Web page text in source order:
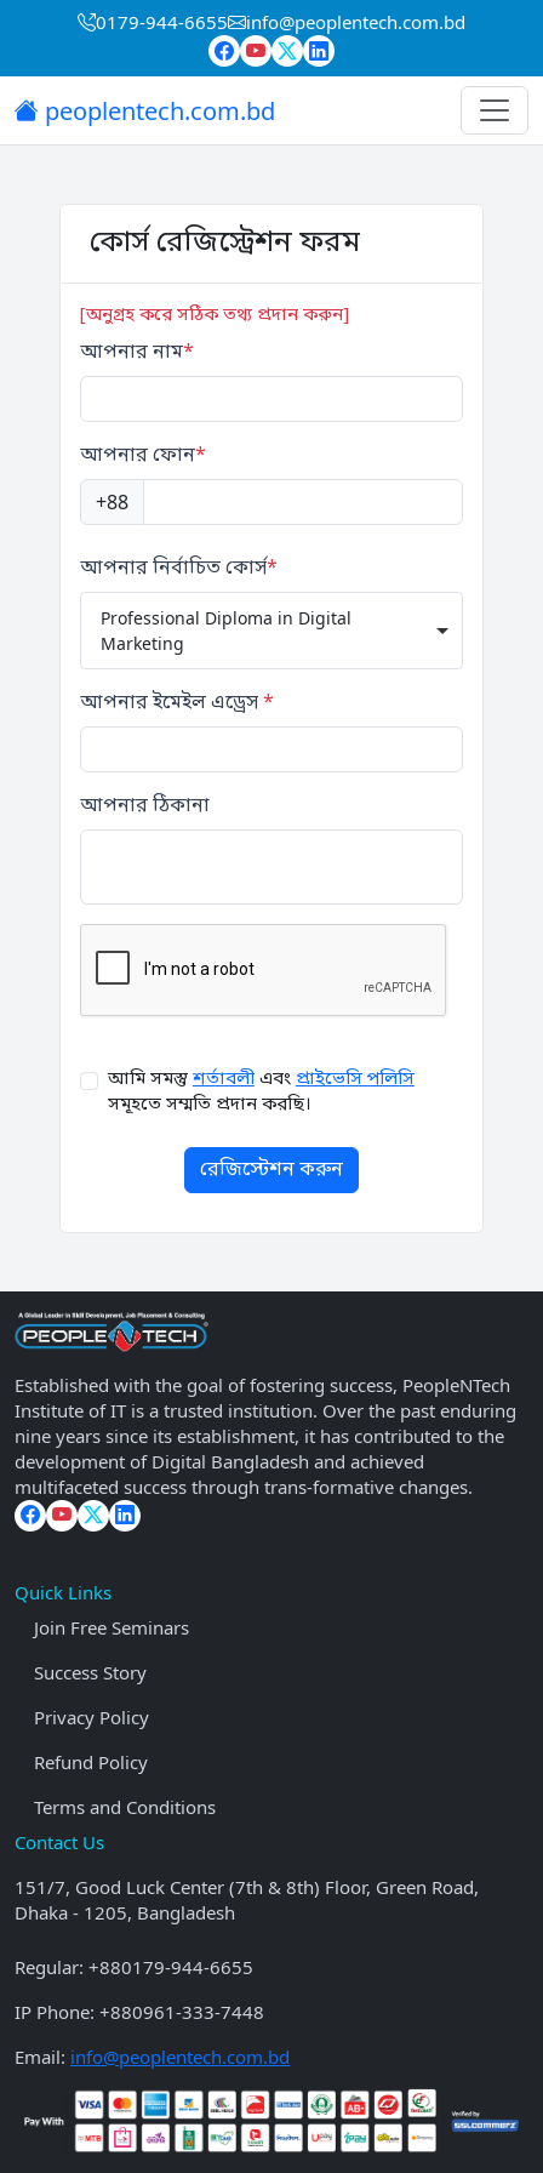
0179-944-6655 info@peoplentech.com.bd
peoplentech.com.bd
কোর্স রেজিস্ট্রেশন ফরম
[অনুগ্রহ করে সঠিক তথ্য প্রদান করুন]
আপনার নাম*
আপনার ফোন*
+88
আপনার নির্বাচিত কোর্স*
Professional Diploma in Digital
Marketing
আপনার ইমেইল এড্রেস*
আপনার ঠিকানা
আমি সমস্তুশর্তাবলীএবংপ্রাইভেসি পলিসি
সমূহতে সম্মতি প্রদান করছি।
রেজিস্টেশন করুন
Established with the goal of fostering success, PeopleNTech
Institute of IT is a trusted institution. Over the past enduring
nine years since its establishment, it has contributed to the
development of Digital Bangladesh and achieved
multifaceted success through trans-formative changes.
Quick Links
Join Free Seminars
Success Story
Privacy Policy
Refund Policy
Terms and Conditions
Contact Us
151/7, Good Luck Center (7th & 8th) Floor, Green Road,
Dhaka - 1205, Bangladesh
Regular: +880179-944-6655
IP Phone: +880961-333-7448
Email: info@peoplentech.com.bd